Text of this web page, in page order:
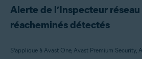
Alerte de l’Inspecteur réseau
réacheminés détectés